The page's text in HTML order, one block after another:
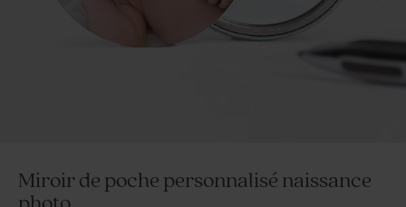
Miroir de poche personnalisé naissance